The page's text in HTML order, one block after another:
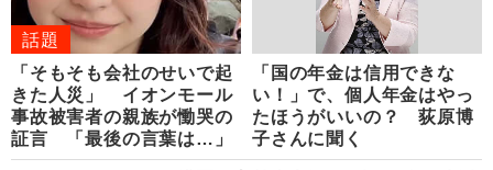
話題
「そもそも会社のせいで起
きた人災」 イオンモール
事故被害者の親族が慟哭の
証言 「最後の言葉は…」
「国の年金は信用できな
い！」で、個人年金はやっ
たほうがいいの？ 荻原博
子さんに聞く